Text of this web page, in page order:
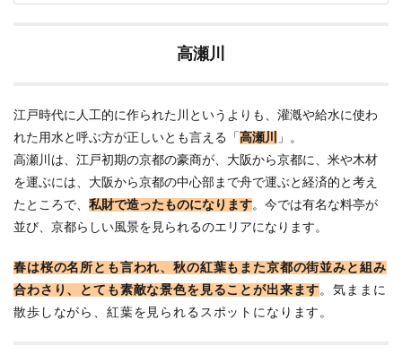
高瀬川
江戸時代に人工的に作られた川というよりも、灌漑や給水に使わ
れた用水と呼ぶ方が正しいとも言える「 高瀬川
」。
高瀬川は、江戸初期の京都の豪商が、大阪から京都に、米や木材
を運ぶには、大阪から京都の中心部まで舟で運ぶと経済的と考え
たところで、 私財で造ったものになります。今では有名な料亭が
並び、京都らしい風景を見られるのエリアになります。
春は桜の名所とも言われ、秋の紅葉もまた京都の街並みと組み
合わさり、とても素敵な景色を見ることが出来ます。気ままに
散歩しながら、紅葉を見られるスポットになります。